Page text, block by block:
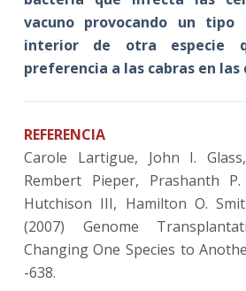
vacuno provocando un tipo
interior de otra especie
preferencia a las cabras en
REFERENCIA
Carole Lartigue, John I.
Rembert Pieper, Prashanth
Hutchison III, Hamilton O.
(2007) Genome
Changing One Species to
-638.